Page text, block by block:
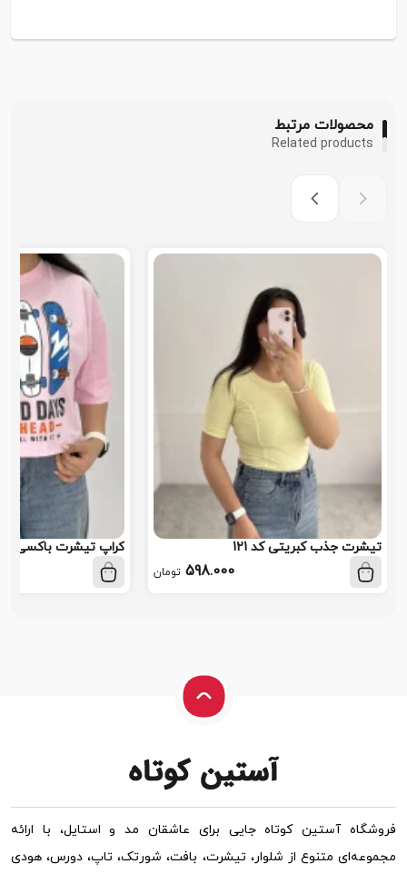
محصولات مرتبط
Related products
تیشرت جذب کبریتی کد 121
598.000 تومان
کراپ تیشرت باکسی
فروشگاه آستین کوتاه جایی برای عاشقان مد و استایل، با ارائه
مجموعه‌ای متنوع از شلوار، تیشرت، بافت، شورتک، تاپ، دورس، هودی